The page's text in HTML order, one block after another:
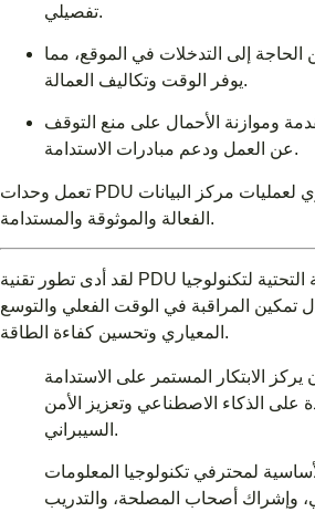
تفصيلي.
الحاجة إلى التدخلات في الموقع، مما
يوفر الوقت وتكاليف العمالة.
وموازنة الأحمال على منع التوقف
عن العمل ودعم مبادرات الاستدامة.
تعمل وحدات PDU الآن بمثابة العمود الفقري لعمليات مركز البيانات
الفعالة والموثوقة والمستدامة.
لقد أدى تطور تقنية PDU إلى تحويل البنية التحتية لتكنولوجيا
تمكين المراقبة في الوقت الفعلي والتوسع
المعياري وتحسين كفاءة الطاقة.
يركز الابتكار المستمر على الاستدامة
على الذكاء الاصطناعي وتعزيز الأمن
السيبراني.
لمحترفي تكنولوجيا المعلومات
وإشراك أصحاب المصلحة، والتدريب